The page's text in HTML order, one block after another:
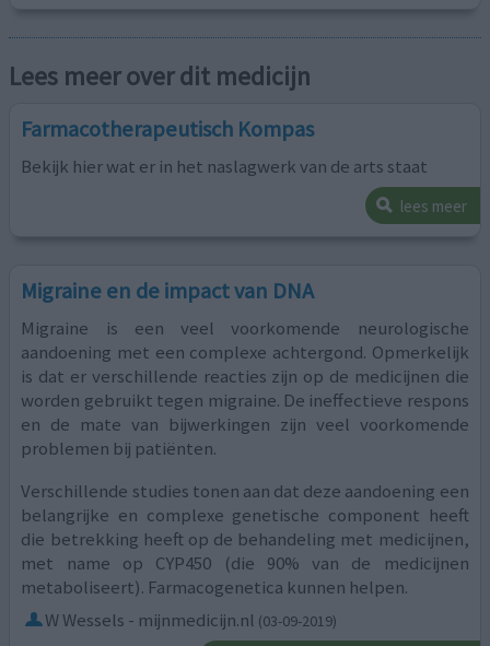
Lees meer over dit medicijn
Farmacotherapeutisch Kompas
Bekijk hier wat er in het naslagwerk van de arts staat
lees meer
Migraine en de impact van DNA
Migraine is een veel voorkomende neurologische
aandoening met een complexe achtergond. Opmerkelijk
is dat er verschillende reacties zijn op de medicijnen die
worden gebruikt tegen migraine. De ineffectieve respons
en de mate van bijwerkingen zijn veel voorkomende
problemen bij patiënten.
Verschillende studies tonen aan dat deze aandoening een
belangrijke en complexe genetische component heeft
die betrekking heeft op de behandeling met medicijnen,
met name op CYP450 (die 90% van de medicijnen
metaboliseert). Farmacogenetica kunnen helpen.
W Wessels - mijnmedicijn.nl (03-09-2019)